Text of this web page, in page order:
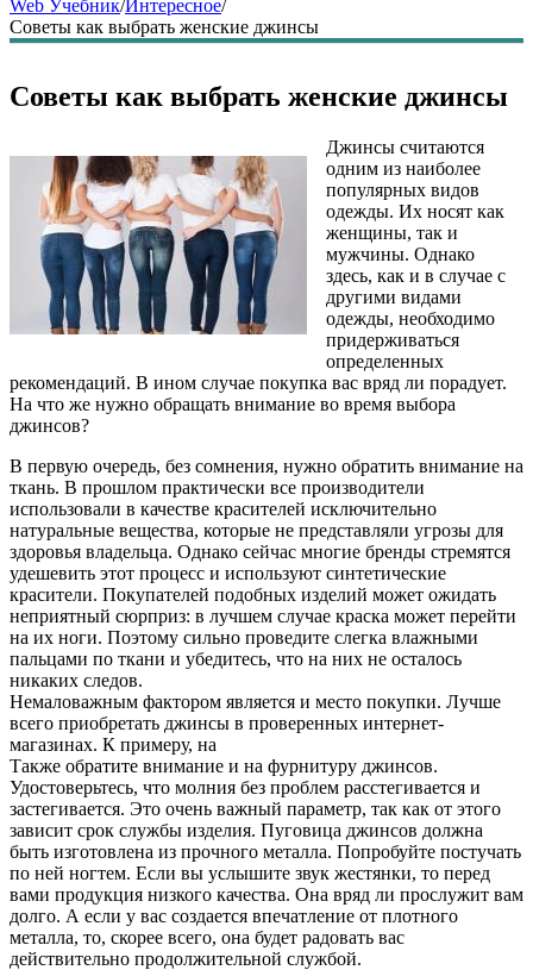
Web Учебник/Интересное/
Советы как выбрать женские джинсы
Советы как выбрать женские джинсы
Джинсы считаются
одним из наиболее
популярных видов
одежды. Их носят как
женщины, так и
мужчины. Однако
здесь, как и в случае с
другими видами
одежды, необходимо
придерживаться
определенных
рекомендаций. В ином случае покупка вас вряд ли порадует.
На что же нужно обращать внимание во время выбора
джинсов?
В первую очередь, без сомнения, нужно обратить внимание на
ткань. В прошлом практически все производители
использовали в качестве красителей исключительно
натуральные вещества, которые не представляли угрозы для
здоровья владельца. Однако сейчас многие бренды стремятся
удешевить этот процесс и используют синтетические
красители. Покупателей подобных изделий может ожидать
неприятный сюрприз: в лучшем случае краска может перейти
на их ноги. Поэтому сильно проведите слегка влажными
пальцами по ткани и убедитесь, что на них не осталось
никаких следов.
Немаловажным фактором является и место покупки. Лучше
всего приобретать джинсы в проверенных интернет-
магазинах. К примеру, на
Также обратите внимание и на фурнитуру джинсов.
Удостоверьтесь, что молния без проблем расстегивается и
застегивается. Это очень важный параметр, так как от этого
зависит срок службы изделия. Пуговица джинсов должна
быть изготовлена из прочного металла. Попробуйте постучать
по ней ногтем. Если вы услышите звук жестянки, то перед
вами продукция низкого качества. Она вряд ли прослужит вам
долго. А если у вас создается впечатление от плотного
металла, то, скорее всего, она будет радовать вас
действительно продолжительной службой.